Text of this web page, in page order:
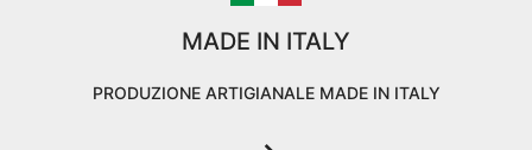
MADE IN ITALY
PRODUZIONE ARTIGIANALE MADE IN ITALY